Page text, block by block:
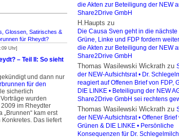
Glossen, Satirisches &
für Rheydt?
Uhr]
– Teil II: So sieht
und dann nur
für den
sicherlich
wurden
im Rheydter
„Brunnen“ kam erst
Das liefert
die Akten zur Beteiligung der NEW
Share2Drive GmbH
H.Haupts zu
Die Causa Sven geht in die nächste
Grüne, Linke und FDP fordern
die Akten zur Beteiligung der NEW
Share2Drive GmbH
Thomas Wasilewski Wickrath zu
der NEW-Aufsichtsrat • Dr.
reagiert auf Offenen Brief von FDP,
DIE LINKE • Beteiligung der NEW
Share2Drive GmbH sei rechtens
Thomas Wasilewski Wickrath zu
der NEW-Aufsichtsrat • Offener Brief
Grünen & DIE LINKE • Persönliche
Konsequenzen für Dr.